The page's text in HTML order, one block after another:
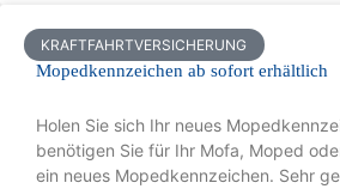
KRAFTFAHRTVERSICHERUNG
Mopedkennzeichen ab sofort erhältlich
Holen Sie sich Ihr neues
benötigen Sie für Ihr Mofa, Moped
ein neues Mopedkennzeichen. Sehr